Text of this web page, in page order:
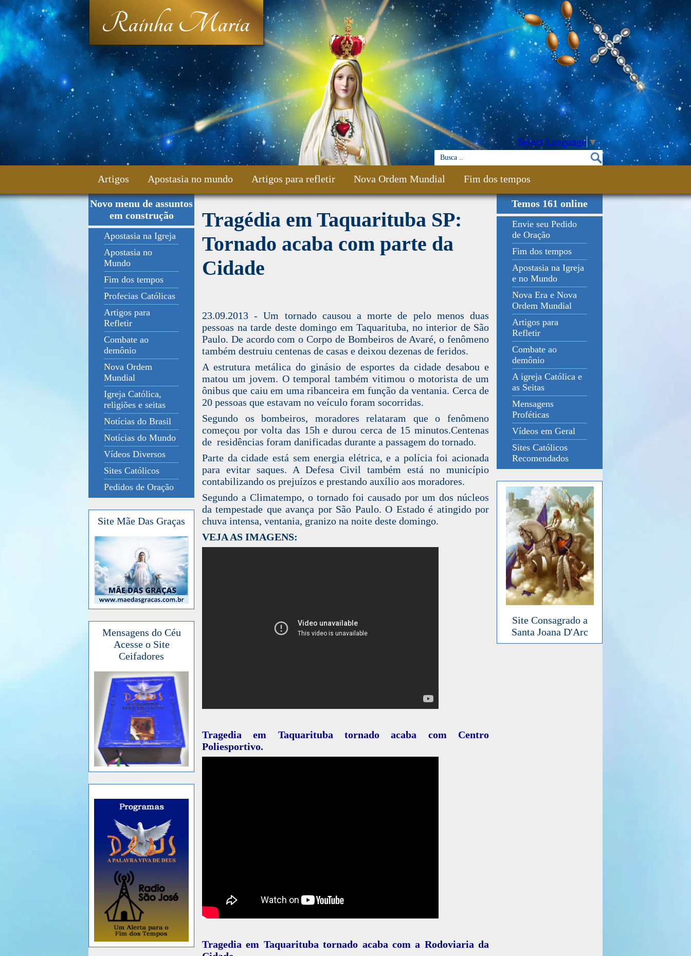
Rainha Maria
Select Language ▼
Artigos Apostasia no mundo Artigos para refletir Nova Ordem Mundial Fim dos tempos
Fale Conosco
Novo menu de assuntos
em construção
Apostasia na Igreja
Apostasia no
Mundo
Fim dos tempos
Profecias Católicas
Artigos para
Refletir
Combate ao
demônio
Nova Ordem
Mundial
Igreja Católica,
religiões e seitas
Notícias do Brasil
Notícias do Mundo
Vídeos Diversos
Sites Católicos
Pedidos de Oração
Site Mãe Das Graças
Mensagens do Céu
Acesse o Site
Ceifadores
Tragédia em Taquarituba SP:
Tornado acaba com parte da
Cidade
23.09.2013 - Um tornado causou a morte de pelo menos duas
pessoas na tarde deste domingo em Taquarituba, no interior de São
Paulo. De acordo com o Corpo de Bombeiros de Avaré, o fenômeno
também destruiu centenas de casas e deixou dezenas de feridos.
A estrutura metálica do ginásio de esportes da cidade desabou e
matou um jovem. O temporal também vitimou o motorista de um
ônibus que caiu em uma ribanceira em função da ventania. Cerca de
20 pessoas que estavam no veículo foram socorridas.
Segundo os bombeiros, moradores relataram que o fenômeno
começou por volta das 15h e durou cerca de 15 minutos.Centenas
de residências foram danificadas durante a passagem do tornado.
Parte da cidade está sem energia elétrica, e a polícia foi acionada
para evitar saques. A Defesa Civil também está no município
contabilizando os prejuízos e prestando auxílio aos moradores.
Segundo a Climatempo, o tornado foi causado por um dos núcleos
da tempestade que avança por São Paulo. O Estado é atingido por
chuva intensa, ventania, granizo na noite deste domingo.
VEJA AS IMAGENS:
Tragedia em Taquarituba tornado acaba com Centro
Poliesportivo.
Tragedia em Taquarituba tornado acaba com a Rodoviaria da
Temos 161 online
Envie seu Pedido
de Oração
Fim dos tempos
Apostasia na Igreja
e no Mundo
Nova Era e Nova
Ordem Mundial
Artigos para
Refletir
Combate ao
demônio
A igreja Católica e
as Seitas
Mensagens
Proféticas
Vídeos em Geral
Sites Católicos
Recomendados
Site Consagrado a
Santa Joana D'Arc